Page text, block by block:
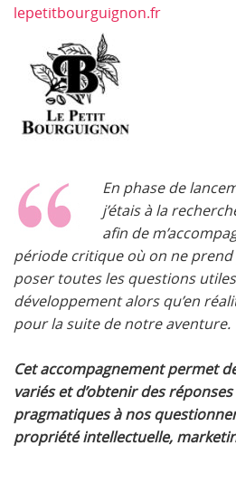
lepetitbourguignon.fr
En phase de
j’étais à la
afin de
période critique où on ne prend
poser toutes les questions
développement alors qu’en
pour la suite de notre aventure.
Cet accompagnement permet
variés et d’obtenir des
pragmatiques à nos
propriété intellectuelle,